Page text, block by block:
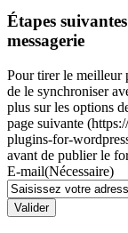
Étapes
messagerie
Pour tirer le meilleur
de le synchroniser
plus sur les options
page suivante
plugins-for-
avant de publier le
E-mail(Nécessaire)
Valider